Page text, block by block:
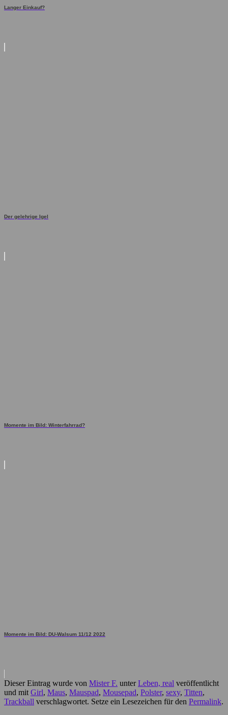
Langer Einkauf?
Der gelehrige Igel
Momente im Bild: Winterfahrrad?
Momente im Bild: DU-Walsum 11/12 2022
Dieser Eintrag wurde von Mister F. unterLeben, real veröffentlicht
und mit Girl, Maus, Mauspad, Mousepad, Polster, sexy, Titten,
Trackball verschlagwortet. Setze ein Lesezeichen für den Permalink.